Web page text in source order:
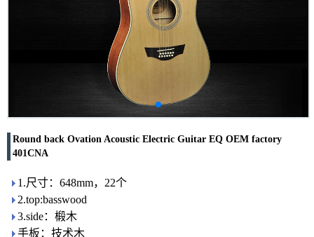
Round back Ovation Acoustic Electric Guitar EQ OEM factory
401CNA
1.尺寸：648mm，22个
2.top:basswood
3.side：椴木
手板：技术木